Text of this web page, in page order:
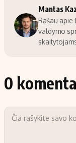
Mantas
Rašau apie
valdymo
0